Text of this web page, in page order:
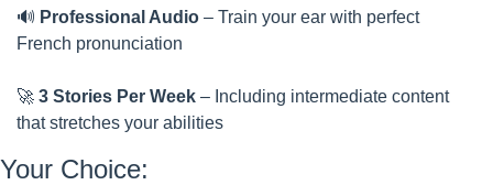
🔊 Professional Audio – Train your ear with perfect
French pronunciation
🚀 3 Stories Per Week – Including intermediate content
that stretches your abilities
Your Choice: